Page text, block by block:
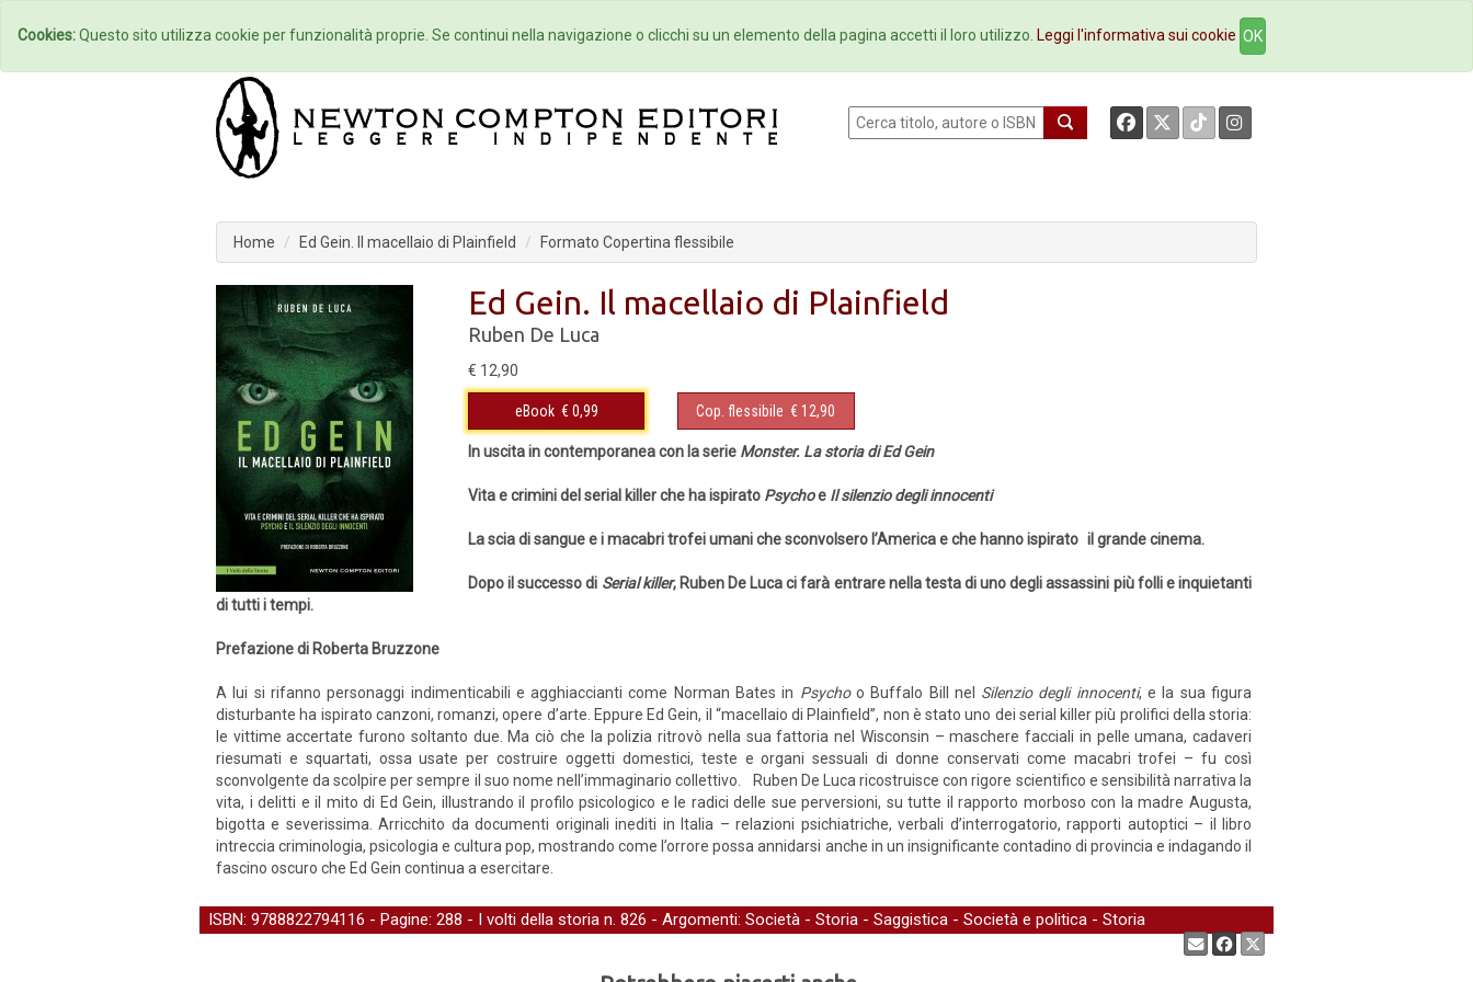
Home Autori Eventi Collane Newsletter Ebookstore Contatti
Home Ed Gein. Il macellaio di Plainfield Formato Copertina flessibile
Ed Gein. Il macellaio di Plainfield
Ruben De Luca
€ 12,90
eBook € 0,99 Cop. flessibile € 12,90
In uscita in contemporanea con la serie Monster. La storia di Ed Gein
Vita e crimini del serial killer che ha ispirato Psychoe Il silenzio degli innocenti
La scia di sangue e i macabri trofei umani che sconvolsero l’America e che hanno ispirato il grande cinema.
Dopo il successo di Serial killer, Ruben De Luca ci farà entrare nella testa di uno degli assassini più folli e inquietanti
di tutti i tempi.
Prefazione di Roberta Bruzzone
A lui si rifanno personaggi indimenticabili e agghiaccianti come Norman Bates in Psychoo Buffalo Bill nel Silenzio degli innocenti, e la sua figura
disturbante ha ispirato canzoni, romanzi, opere d’arte. Eppure Ed Gein, il “macellaio di Plainfield”, non è stato uno dei serial killer più prolifici della storia:
le vittime accertate furono soltanto due. Ma ciò che la polizia ritrovò nella sua fattoria nel Wisconsin – maschere facciali in pelle umana, cadaveri
riesumati e squartati, ossa usate per costruire oggetti domestici, teste e organi sessuali di donne conservati come macabri trofei – fu così
sconvolgente da scolpire per sempre il suo nome nell’immaginario collettivo. Ruben De Luca ricostruisce con rigore scientifico e sensibilità narrativa la
vita, i delitti e il mito di Ed Gein, illustrando il profilo psicologico e le radici delle sue perversioni, su tutte il rapporto morboso con la madre Augusta,
bigotta e severissima. Arricchito da documenti originali inediti in Italia – relazioni psichiatriche, verbali d’interrogatorio, rapporti autoptici – il libro
intreccia criminologia, psicologia e cultura pop, mostrando come l’orrore possa annidarsi anche in un insignificante contadino di provincia e indagando il
fascino oscuro che Ed Gein continua a esercitare.
ISBN: 9788822794116 - Pagine: 288 - I volti della storia n. 826 - Argomenti: Società - Storia - Saggistica - Società e politica - Storia
Cookies:Questo sito utilizza cookie per funzionalità proprie. Se continui nella navigazione o clicchi su un elemento della pagina accetti il loro utilizzo. Leggi l'informativa sui cookie OK